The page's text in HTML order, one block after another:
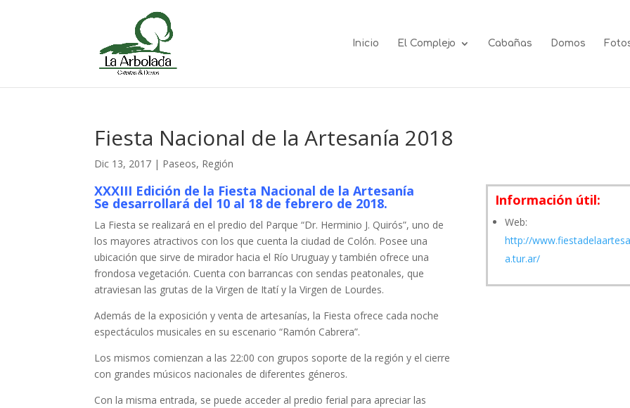
Inicio El Complejo Cabañas Domos
Fiesta Nacional de la Artesanía 2018
Dic 13, 2017 | Paseos, Región
XXXIII Edición de la Fiesta Nacional de la Artesanía
Se desarrollará del 10 al 18 de febrero de 2018.
La Fiesta se realizará en el predio del Parque “Dr. Herminio J. Quirós”, uno de
los mayores atractivos con los que cuenta la ciudad de Colón. Posee una
ubicación que sirve de mirador hacia el Río Uruguay y también ofrece una
frondosa vegetación. Cuenta con barrancas con sendas peatonales, que
atraviesan las grutas de la Virgen de Itatí y la Virgen de Lourdes.
Además de la exposición y venta de artesanías, la Fiesta ofrece cada noche
espectáculos musicales en su escenario “Ramón Cabrera”.
Los mismos comienzan a las 22:00 con grupos soporte de la región y el cierre
con grandes músicos nacionales de diferentes géneros.
Con la misma entrada, se puede acceder al predio ferial para apreciar las
Información útil:
Web:
http://
a.tur.ar/